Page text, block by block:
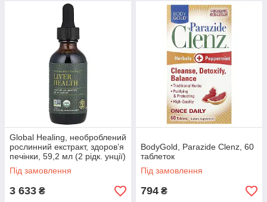
Global Healing, необроблений
рослинний екстракт, здоров’я
печінки, 59,2 мл (2 рідк. унції)
Під замовлення
3 633 ₴
BodyGold, Parazide Clenz, 60
таблеток
Під замовлення
794 ₴